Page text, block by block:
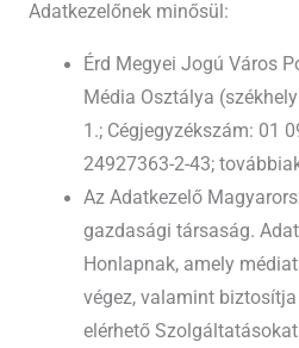
Adatkezelőnek minősül:
Érd Megyei Jogú Város
Média Osztálya
1.; Cégjegyzékszám: 01
24927363-2-43;
Az Adatkezelő
gazdasági társaság.
Honlapnak, amely
végez, valamint
elérhető